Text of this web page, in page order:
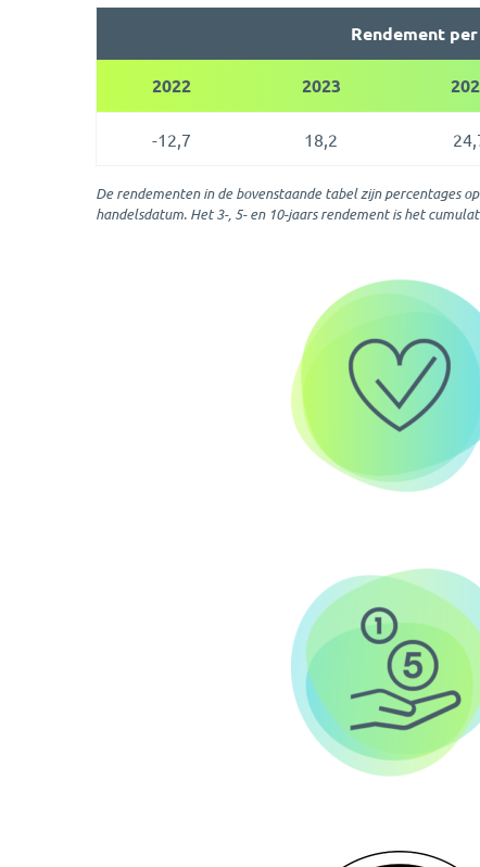
Rendement
2022 2023
-12,7 18,2
De rendementen in de bovenstaande tabel zijn percentages
handelsdatum. Het 3-, 5- en 10-jaars rendement is het